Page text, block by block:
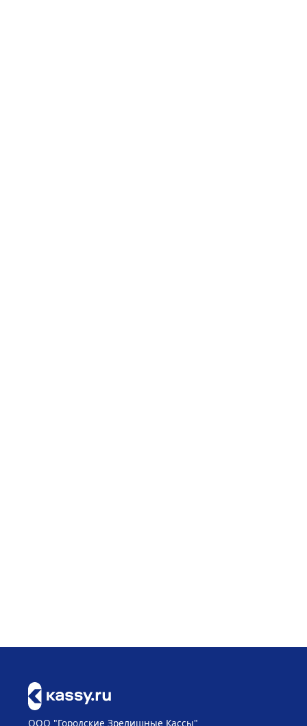
ООО "Городские Зрелищные Кассы"